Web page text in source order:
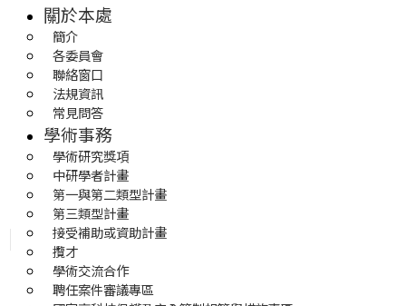
關於本處
簡介
各委員會
聯絡窗口
法規資訊
常見問答
學術事務
學術研究獎項
中研學者計畫
第一與第二類型計畫
第三類型計畫
接受補助或資助計畫
攬才
學術交流合作
聘任案件審議專區